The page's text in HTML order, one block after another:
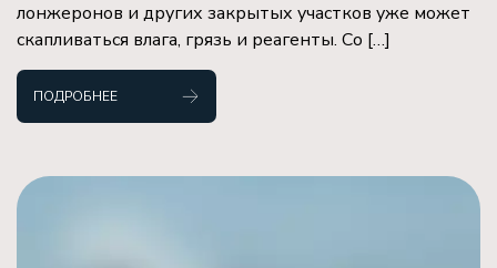
лонжеронов и других закрытых участков уже может
скапливаться влага, грязь и реагенты. Со […]
ПОДРОБНЕЕ